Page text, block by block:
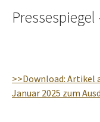
>>Download: Artikel
Januar 2025 zum